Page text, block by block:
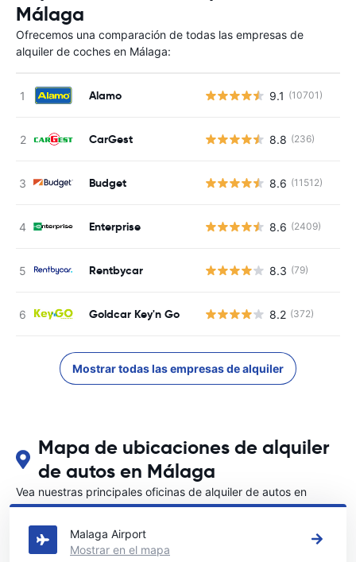
Málaga
Ofrecemos una comparación de todas las empresas de
alquiler de coches en Málaga:
Alamo 9.1 (10701)
CarGest 8.8 (236)
Budget 8.6 (11512)
Enterprise 8.6 (2409)
Rentbycar 8.3 (79)
Goldcar Key'n Go 8.2 (372)
Mostrar todas las empresas de alquiler
Mapa de ubicaciones de alquiler
de autos en Málaga
Vea nuestras principales oficinas de alquiler de autos en
Málaga
Malaga Airport
Mostrar en el mapa